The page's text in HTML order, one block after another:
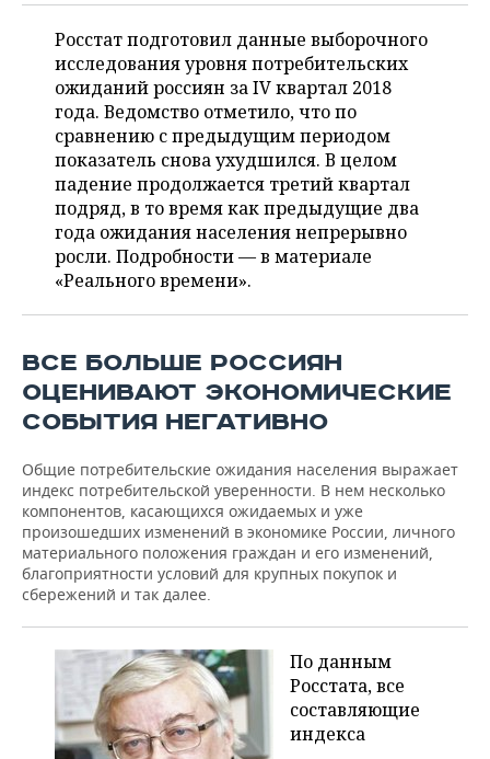
ИНВЕСТИЦИИ
НЕФТЕХИМИЯ
НЕФТЬ
ОПК
ЭНЕРГЕТИКА
НОВОСТИ БИЗНЕСА
РОЗНИЧНАЯ ТОРГОВЛЯ
ТРАНСПОРТ
УСЛУГИ
НОВОСТИ ТЕХНОЛОГИЙ
МЕДИА
ТЕЛЕКОММУНИКАЦИИ
МЕРОПРИЯТИЯ
НОВОСТИ МЕРОПРИЯТИЙ
ВЫЕЗДНАЯ РЕДАКЦИЯ
БИЗНЕС-БРАНЧИ
ONLINE-КОНФЕРЕНЦИИ
ОТКРЫТАЯ ЛЕКЦИЯ
СПОРТ
НОВОСТИ СПОРТА
ФУТБОЛ
ХОККЕЙ
БАСКЕТБОЛ
ВОЛЕЙБОЛ
КИБЕРСПОРТ
ФИГУРНОЕ КАТАНИЕ
ВОДНЫЕ ВИДЫ СПОРТА
ХОККЕЙ С МЯЧОМ
ОБЩЕСТВО
НОВОСТИ ОБЩЕСТВА
ВЛАСТЬ
ИНФРАСТРУКТУРА
ИСТОРИЯ
КУЛЬТУРА
МЕДИЦИНА
ОБРАЗОВАНИЕ
ПРОИСШЕСТВИЯ
ФОТОГАЛЕРЕЯ
СЮЖЕТЫ
СПРАВОЧНИК
СПИСОК ПЕРСОН
СПИСОК КОМПАНИЙ
ПОЛНАЯ ВЕРСИЯ
Росстат подготовил данные выборочного
исследования уровня потребительских
ожиданий россиян за IV квартал 2018
года. Ведомство отметило, что по
сравнению с предыдущим периодом
показатель снова ухудшился. В целом
падение продолжается третий квартал
подряд, в то время как предыдущие два
года ожидания населения непрерывно
росли. Подробности — в материале
«Реального времени».
ВСЕ БОЛЬШЕ РОССИЯН
ОЦЕНИВАЮТ ЭКОНОМИЧЕСКИЕ
СОБЫТИЯ НЕГАТИВНО
Общие потребительские ожидания населения выражает
индекс потребительской уверенности. В нем несколько
компонентов, касающихся ожидаемых и уже
произошедших изменений в экономике России, личного
материального положения граждан и его изменений,
благоприятности условий для крупных покупок и
сбережений и так далее.
По данным
Росстата, все
составляющие
индекса